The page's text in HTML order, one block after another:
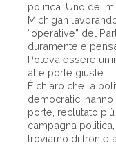
politica. Uno dei
Michigan
“operative” del
duramente e
Poteva essere
alle porte giuste.
È chiaro che la
democratici
porte, reclutato
campagna
troviamo di fronte